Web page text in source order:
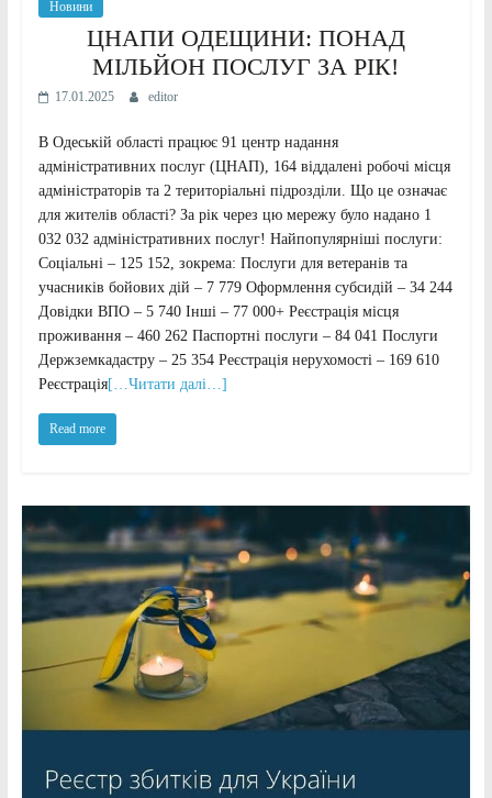
Новини
ЦНАПИ ОДЕЩИНИ: ПОНАД
МІЛЬЙОН ПОСЛУГ ЗА РІК!
17.01.2025 editor
В Одеській області працює 91 центр надання
адміністративних послуг (ЦНАП), 164 віддалені робочі місця
адміністраторів та 2 територіальні підрозділи. Що це означає
для жителів області? За рік через цю мережу було надано 1
032 032 адміністративних послуг! Найпопулярніші послуги:
Соціальні – 125 152, зокрема: Послуги для ветеранів та
учасників бойових дій – 7 779 Оформлення субсидій – 34 244
Довідки ВПО – 5 740 Інші – 77 000+ Реєстрація місця
проживання – 460 262 Паспортні послуги – 84 041 Послуги
Держземкадастру – 25 354 Реєстрація нерухомості – 169 610
Реєстрація[…Читати далі…]
Read more